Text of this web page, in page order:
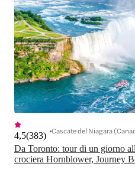
Da Toronto: tour di un giorno
crociera Hornblower, Journey
4,5(383) Cascate del Niagara